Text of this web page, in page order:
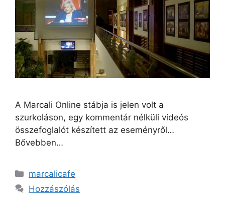
A Marcali Online stábja is jelen volt a
szurkoláson, egy kommentár nélküli videós
összefoglalót készített az eseményről…
Bővebben…
marcalicafe
Hozzászólás